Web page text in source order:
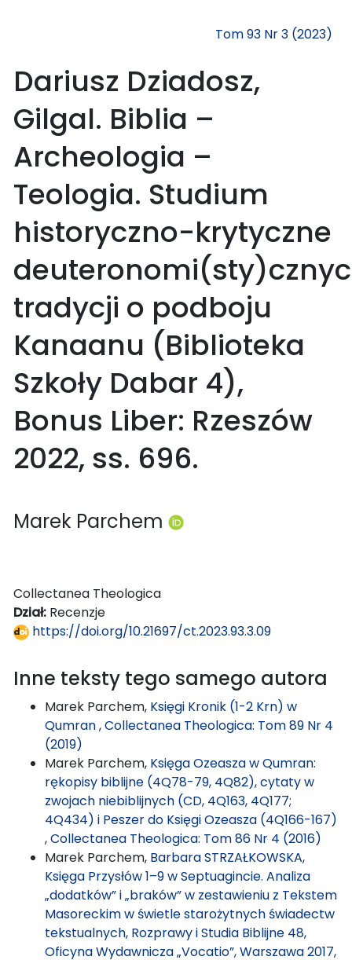
Tom 93 Nr 3 (2023)
Dariusz Dziadosz,
Gilgal. Biblia –
Archeologia –
Teologia. Studium
historyczno-krytyczne
tradycji o podboju
Kanaanu (Biblioteka
Szkoły Dabar 4),
Bonus Liber: Rzeszów
2022, ss. 696.
Marek Parchem
Collectanea Theologica
Dział: Recenzje
https://doi.org/10.21697/ct.2023.93.3.09
Inne teksty tego samego autora
Marek Parchem, Księgi Kronik (1-2 Krn) w
Qumran,Collectanea Theologica: Tom 89 Nr 4
(2019)
Marek Parchem, Księga Ozeasza w Qumran:
rękopisy biblijne (4Q78-79, 4Q82), cytaty w
zwojach niebiblijnych (CD, 4Q163, 4Q177;
4Q434) i Peszer do Księgi Ozeasza (4Q166-167)
,Collectanea Theologica: Tom 86 Nr 4 (2016)
Marek Parchem, Barbara STRZAŁKOWSKA,
Księga Przysłów 1–9 w Septuagincie. Analiza
„dodatków” i „braków” w zestawieniu z Tekstem
Masoreckim w świetle starożytnych świadectw
tekstualnych, Rozprawy i Studia Biblijne 48,
Oficyna Wydawnicza „Vocatio”, Warszawa 2017,